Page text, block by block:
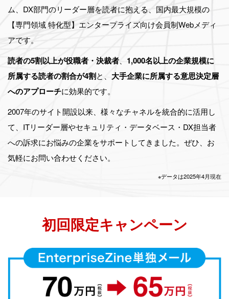
ム、DX部門のリーダー層を読者に抱える、国内最大規模の
【専門領域 特化型】エンタープライズ向け会員制Webメディ
アです。
読者の5割以上が役職者・決裁者、 1,000名以上の企業規模に
所属する読者の割合が4割と、 大手企業に所属する意思決定層
へのアプローチに効果的です。
2007年のサイト開設以来、様々なチャネルを統合的に活用し
て、ITリーダー層やセキュリティ・データベース・DX担当者
への訴求にお悩みの企業をサポートしてきました。ぜひ、お
気軽にお問い合わせください。
※データは2025年4月現在
初回限定キャンペーン